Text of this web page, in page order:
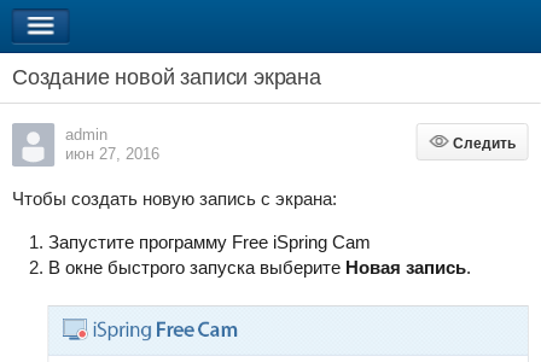
Создание новой записи экрана
admin
июн 27, 2016
Следить
Следить
Чтобы создать новую запись с экрана:
Запустите программу Free iSpring Cam
В окне быстрого запуска выберите Новая запись.